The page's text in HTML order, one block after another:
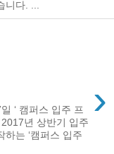
다. ...
›
‘ 캠퍼스 입주 프
년 상반기 입주
는 ‘캠퍼스 입주